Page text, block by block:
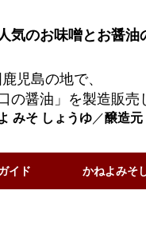
気のお味噌とお醤油
児島の地で、
の醤油」を製造販
みそ しょうゆ／醸造元
イド かねよみそ